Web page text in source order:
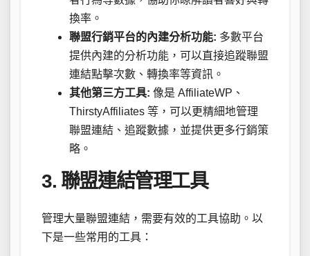
換率。
聯盟行銷平台的內建分析功能: 多數平台
提供內建的分析功能，可以直接追蹤聯盟
連結點擊次數、轉換率等資訊。
其他第三方工具: 像是 AffiliateWP、
ThirstyAffiliates 等，可以更精細地管理
聯盟連結、追蹤數據，並提供更多行銷策
略。
3. 聯盟連結管理工具
管理大量聯盟連結，需要有效的工具協助。以
下是一些常用的工具：